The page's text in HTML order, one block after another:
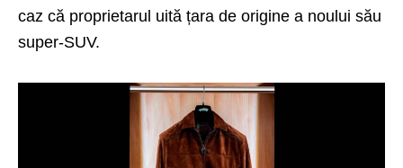
caz că proprietarul uită țara de origine a noului său
super-SUV.